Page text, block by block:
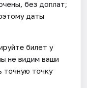
без доплат;
даты
билет у
не видим ваши
точную точку